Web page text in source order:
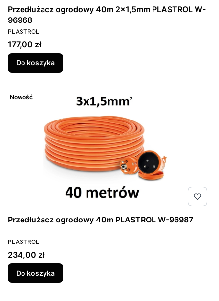
Przedłużacz ogrodowy 40m 2x1,5mm PLASTROL W-
96968
PRODUCENT
PLASTROL
Cena
177,00 zł
Do koszyka
Nowość
Przedłużacz ogrodowy 40m PLASTROL W-96987
PRODUCENT
PLASTROL
Cena
234,00 zł
Do koszyka